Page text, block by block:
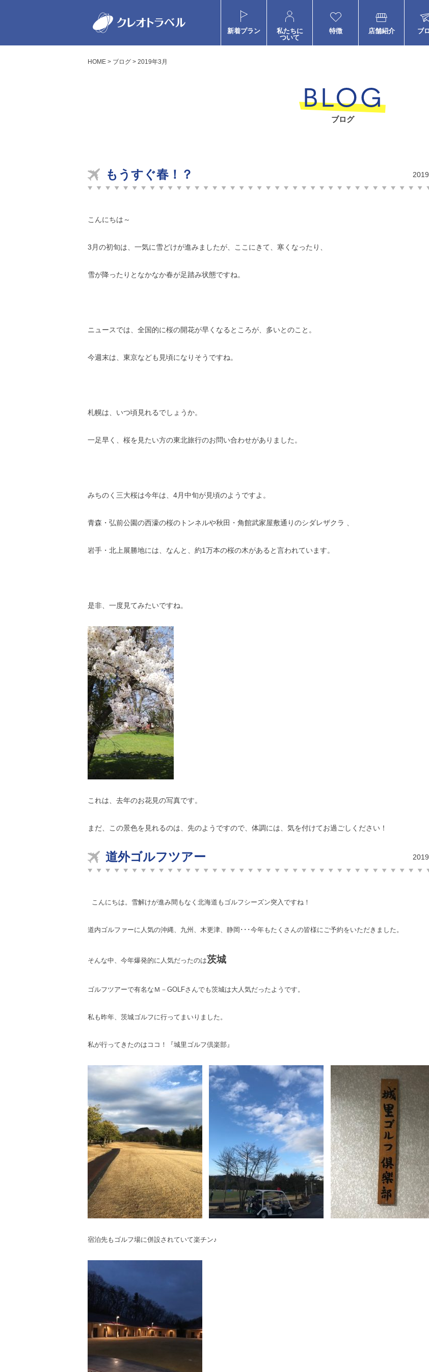
新着プラン
私たちに
ついて
特徴 店舗紹介 ブ
HOME ブログ 2019年3月
ブログ
もうすぐ春！？
こんにちは～
3月の初旬は、一気に雪どけが進みましたが、ここにきて、寒くなったり、
雪が降ったりとなかなか春が足踏み状態ですね。
ニュースでは、全国的に桜の開花が早くなるところが、多いとのこと。
今週末は、東京なども見頃になりそうですね。
札幌は、いつ頃見れるでしょうか。
一足早く、桜を見たい方の東北旅行のお問い合わせがありました。
みちのく三大桜は今年は、4月中旬が見頃のようですよ。
青森・弘前公園の西濠の桜のトンネルや秋田・角館武家屋敷通りのシダレザクラ 、
岩手・北上展勝地には、なんと、約1万本の桜の木があると言われています。
是非、一度見てみたいですね。
これは、去年のお花見の写真です。
まだ、この景色を見れるのは、先のようですので、体調には、気を付けてお過ごしください！
道外ゴルフツアー
こんにちは。雪解けが進み間もなく北海道もゴルフシーズン突入ですね！
道内ゴルファーに人気の沖縄、九州、木更津、静岡･･･今年もたくさんの皆様にご予約をいただきました。
そんな中、今年爆発的に人気だったのは茨城
ゴルフツアーで有名なＭ－GOLFさんでも茨城は大人気だったようです。
私も昨年、茨城ゴルフに行ってまいりました。
私が行ってきたのはココ！『城里ゴルフ倶楽部』
宿泊先もゴルフ場に併設されていて楽チン♪